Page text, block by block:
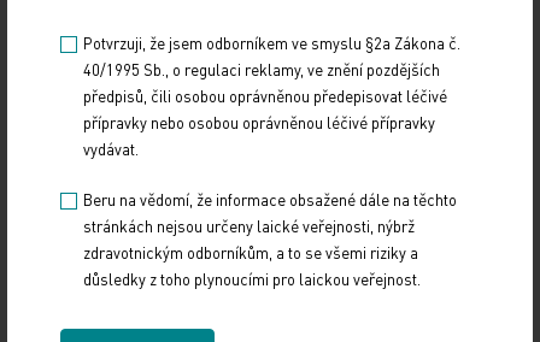
17. 12. 2024
Dnešní Poradna přináší přehled o tom, jak funguje
ePoukaz, kde ho lze uplatnit a jaké možnosti má lékař
při jeho předání pacientovi. Představí mimo…
NUDZ nabízí kurs pro rodiče dětí s úzkostí
13. 12. 2024
Národní ústav duševního zdraví (NUDZ) připravil kurs
pro rodiče dětí s úzkostmi. Účast nabízí zdarma ve 14
Potvrzuji, že jsem odborníkem ve smyslu §2a Zákona č.
40/1995 Sb., o regulaci reklamy, ve znění pozdějších
předpisů, čili osobou oprávněnou předepisovat léčivé
přípravky nebo osobou oprávněnou léčivé přípravky
vydávat.
Beru na vědomí, že informace obsažené dále na těchto
stránkách nejsou určeny laické veřejnosti, nýbrž
zdravotnickým odborníkům, a to se všemi riziky a
důsledky z toho plynoucími pro laickou veřejnost.